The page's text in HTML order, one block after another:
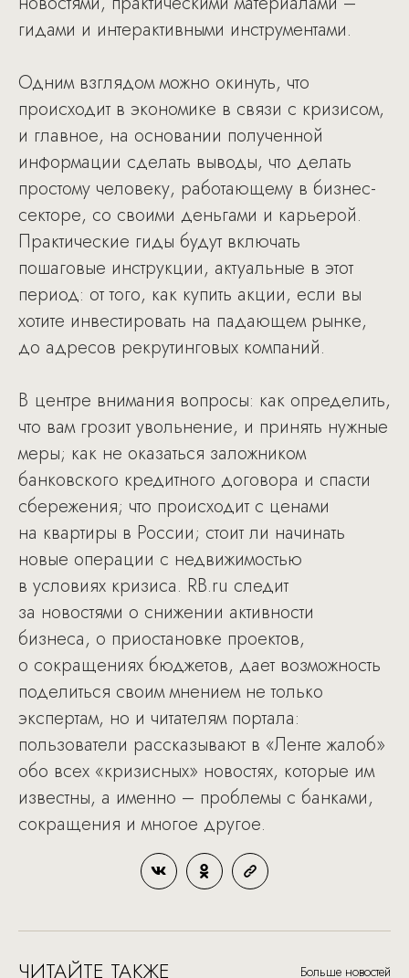
гидами и интерактивными инструментами.
Одним взглядом можно окинуть, что
происходит в экономике в связи с кризисом,
и главное, на основании полученной
информации сделать выводы, что делать
простому человеку, работающему в бизнес-
секторе, со своими деньгами и карьерой.
Практические гиды будут включать
пошаговые инструкции, актуальные в этот
период: от того, как купить акции, если вы
хотите инвестировать на падающем рынке,
до адресов рекрутинговых компаний.
В центре внимания вопросы: как определить,
что вам грозит увольнение, и принять нужные
меры; как не оказаться заложником
банковского кредитного договора и спасти
сбережения; что происходит с ценами
на квартиры в России; стоит ли начинать
новые операции с недвижимостью
в условиях кризиса. RB.ru следит
за новостями о снижении активности
бизнеса, о приостановке проектов,
о сокращениях бюджетов, дает возможность
поделиться своим мнением не только
экспертам, но и читателям портала:
пользователи рассказывают в «Ленте жалоб»
обо всех «кризисных» новостях, которые им
известны, а именно – проблемы с банками,
сокращения и многое другое.
ЧИТАЙТЕ ТАКЖЕ Больше новостей